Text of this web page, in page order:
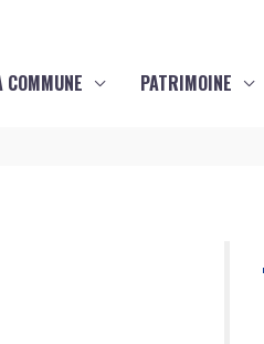
PATRIMOINE